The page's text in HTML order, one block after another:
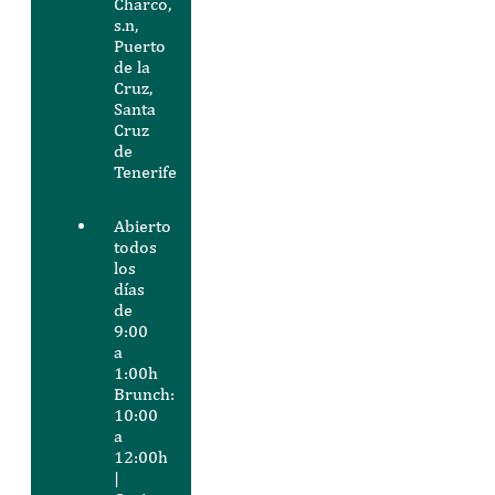
s.n,
Puerto
de la
Cruz,
Santa
Cruz
de
Tenerife
Abierto
todos
los
días
de
9:00
a
1:00h
Brunch:
10:00
a
12:00h
|